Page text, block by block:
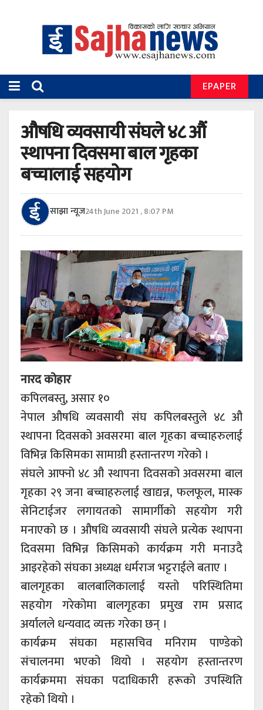
EPAPER
औषधि व्यवसायी संघले ४८ औं
स्थापना दिवसमा बाल गृहका
बच्चालाई सहयोग
साझा न्यूज24th June 2021 , 8:07 PM
नारद कोहार
कपिलबस्तु, असार १०
नेपाल औषधि व्यवसायी संघ कपिलबस्तुले ४८ औ
स्थापना दिवसको अवसरमा बाल गृहका बच्चाहरुलाई
विभिन्न किसिमका सामाग्री हस्तान्तरण गरेको ।
संघले आफ्नो ४८ औ स्थापना दिवसको अवसरमा बाल
गृहका २९ जना बच्चाहरुलाई खाद्यन्न, फलफूल, मास्क
सेनिटाईजर लगायतको सामार्गीको सहयोग गरी
मनाएको छ । औषधि व्यवसायी संघले प्रत्येक स्थापना
दिवसमा विभिन्न किसिमको कार्यक्रम गरी मनाउदै
आइरहेको संघका अध्यक्ष धर्मराज भट्टराईले बताए ।
बालगृहका बालबालिकालाई यस्तो परिस्थितिमा
सहयोग गरेकोमा बालगृहका प्रमुख राम प्रसाद
अर्यालले धन्यवाद व्यक्त गरेका छन् ।
कार्यक्रम संघका महासचिव मनिराम पाण्डेको
संचालनमा भएको थियो । सहयोग हस्तान्तरण
कार्यक्रममा संघका पदाधिकारी हरूको उपस्थिति
रहेको थियो ।